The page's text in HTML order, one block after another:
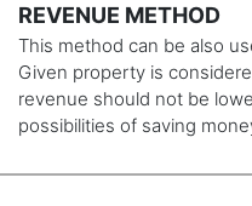
REVENUE METHOD
This method can be also
Given property is
revenue should not be
possibilities of saving